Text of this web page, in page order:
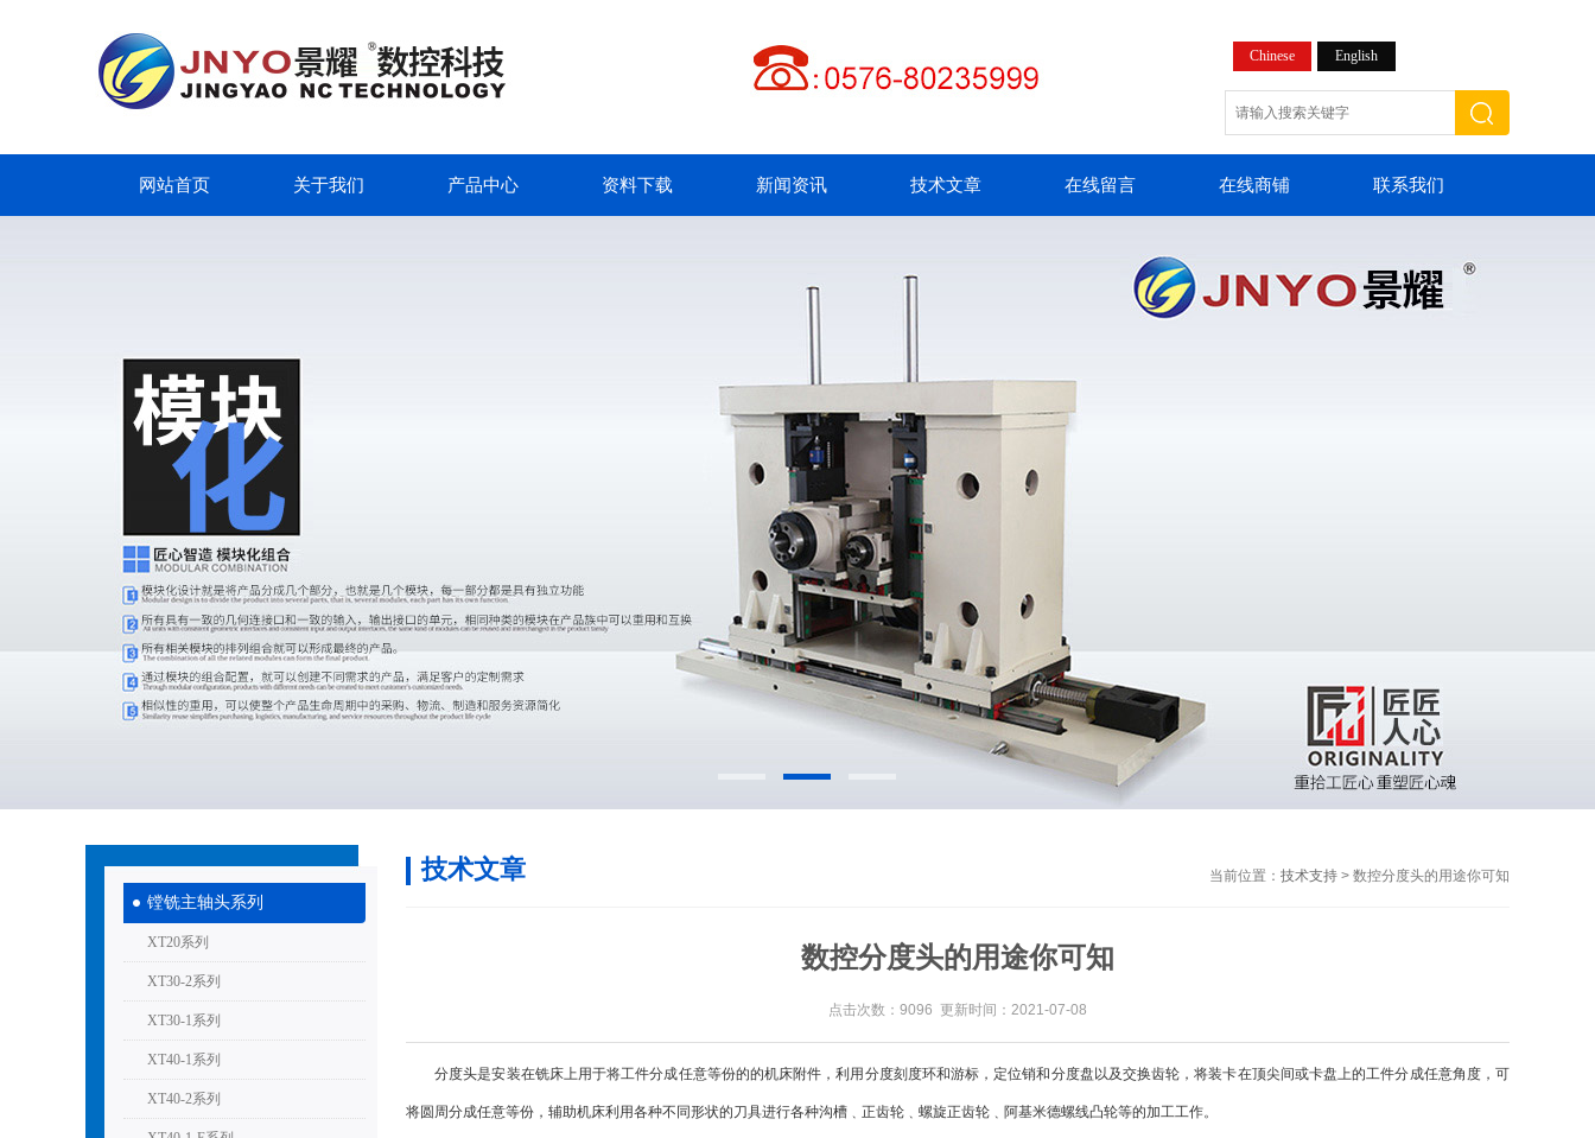
Chinese English
网站首页 关于我们 产品中心 资料下载 新闻资讯 技术文章 在线留言 在线商铺 联系我们
镗铣主轴头系列
XT20系列
XT30-2系列
XT30-1系列
XT40-1系列
XT40-2系列
当前位置： 技术支持 > 数控分度头的用途你可知
技术文章
数控分度头的用途你可知
点击次数：9096 更新时间：2021-07-08
分度头是安装在铣床上用于将工件分成任意等份的的机床附件，利用分度刻度环和游标，定位销和分度盘以及交换齿轮，将装卡在顶尖间或卡盘上的工件分成任意角度，可
将圆周分成任意等份，辅助机床利用各种不同形状的刀具进行各种沟槽﹑正齿轮﹑螺旋正齿轮﹑阿基米德螺线凸轮等的加工工作。